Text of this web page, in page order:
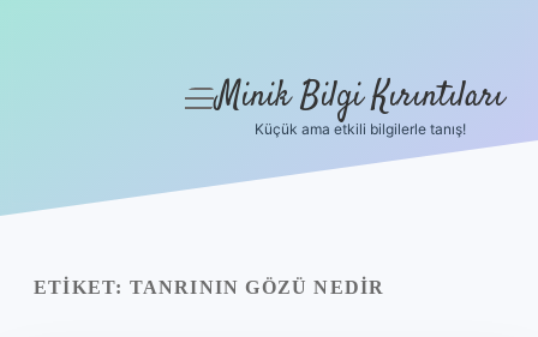
Yasal Uyarı
menüyü
Minik Bilgi Kırıntıları
Küçük ama etkili bilgilerle tanış!
ETIKET: TANRININ GÖZÜ NEDIR